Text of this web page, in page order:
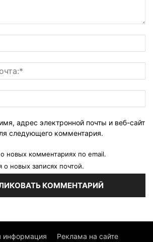
адрес электронной почты и веб-сайт
следующего комментария.
новых комментариях по email.
о новых записях почтой.
информация Реклама на сайте